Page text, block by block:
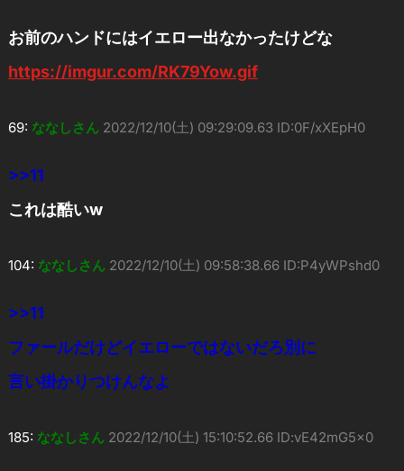
お前のハンドにはイエロー出なかったけどな
https://imgur.com/RK79Yow.gif
69: ななしさん 2022/12/10(土) 09:29:09.63 ID:0F/xXEpH0
>>11
これは酷いw
104: ななしさん 2022/12/10(土) 09:58:38.66 ID:P4yWPshd0
>>11
ファールだけどイエローではないだろ別に
言い掛かりつけんなよ
185: ななしさん 2022/12/10(土) 15:10:52.66 ID:vE42mG5x0